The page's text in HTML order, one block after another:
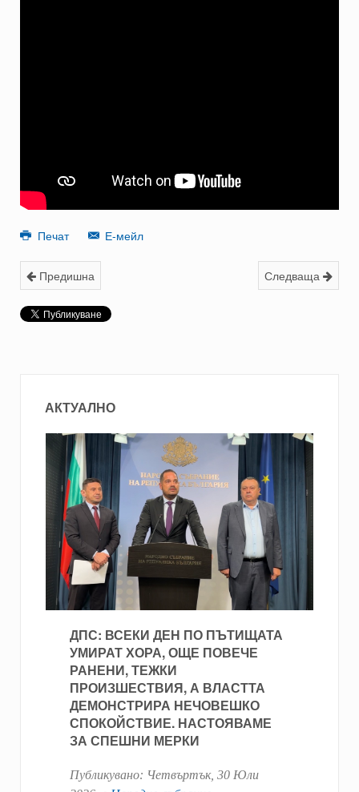
Печат Е-мейл
Предишна Следваща
АКТУАЛНО
ДПС: ВСЕКИ ДЕН ПО ПЪТИЩАТА
УМИРАТ ХОРА, ОЩЕ ПОВЕЧЕ
РАНЕНИ, ТЕЖКИ
ПРОИЗШЕСТВИЯ, А ВЛАСТТА
ДЕМОНСТРИРА НЕЧОВЕШКО
СПОКОЙСТВИЕ. НАСТОЯВАМЕ
ЗА СПЕШНИ МЕРКИ
Публикувано: Четвъртък, 30 Юли